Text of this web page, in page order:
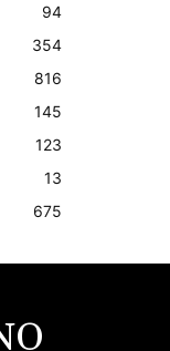
94
354
816
145
123
13
675